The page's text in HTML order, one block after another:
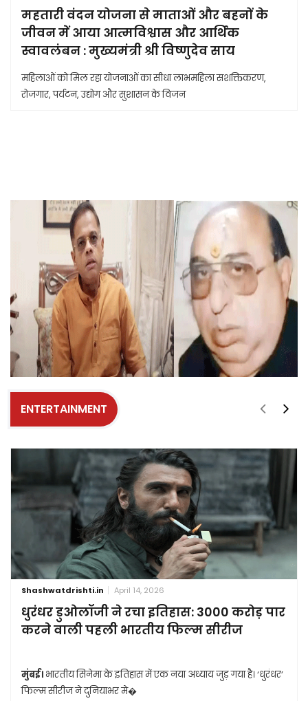
महतारी वंदन योजना से माताओं और बहनों के
जीवन में आया आत्मविश्वास और आर्थिक
स्वावलंबन : मुख्यमंत्री श्री विष्णुदेव साय
महिलाओं को मिल रहा योजनाओं का सीधा लाभमहिला सशक्तिकरण,
रोजगार, पर्यटन, उद्योग और सुशासन के विजन
ENTERTAINMENT
Shashwatdrishti.in April 14, 2026
धुरंधर डुओलॉजी ने रचा इतिहास: 3000 करोड़ पार
करने वाली पहली भारतीय फिल्म सीरीज
मुंबई। भारतीय सिनेमा के इतिहास में एक नया अध्याय जुड़ गया है। ‘धुरंधर’
फिल्म सीरीज ने दुनियाभर मे�